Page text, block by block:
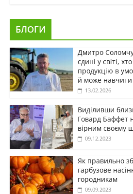
БЛОГИ
Дмитро
єдині у світі,
продукцію в
й може навчити
13.02.2026
Виділивши
Говард Баффет
вірним своєму
09.12.2023
Як правильно
гарбузове
городникам
09.09.2023